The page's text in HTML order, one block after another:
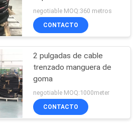
negotiable MOQ:360 metros
CONTACTO
2 pulgadas de cable
trenzado manguera de
goma
negotiable MOQ:1000meter
CONTACTO